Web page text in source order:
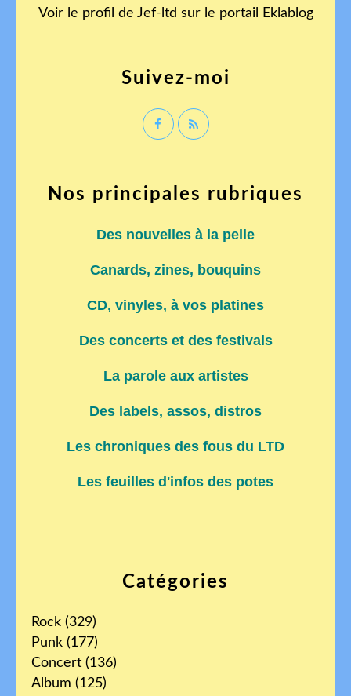
Catégories
Rock (329)
Punk (177)
Concert (136)
Album (125)
Voir le profil de Jef-ltd sur le portail Eklablog
Suivez-moi
Nos principales rubriques
Des nouvelles à la pelle
Canards, zines, bouquins
CD, vinyles, à vos platines
Des concerts et des festivals
La parole aux artistes
Des labels, assos, distros
Les chroniques des fous du LTD
Les feuilles d'infos des potes